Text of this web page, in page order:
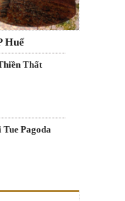
Huế
Thất
Pagoda